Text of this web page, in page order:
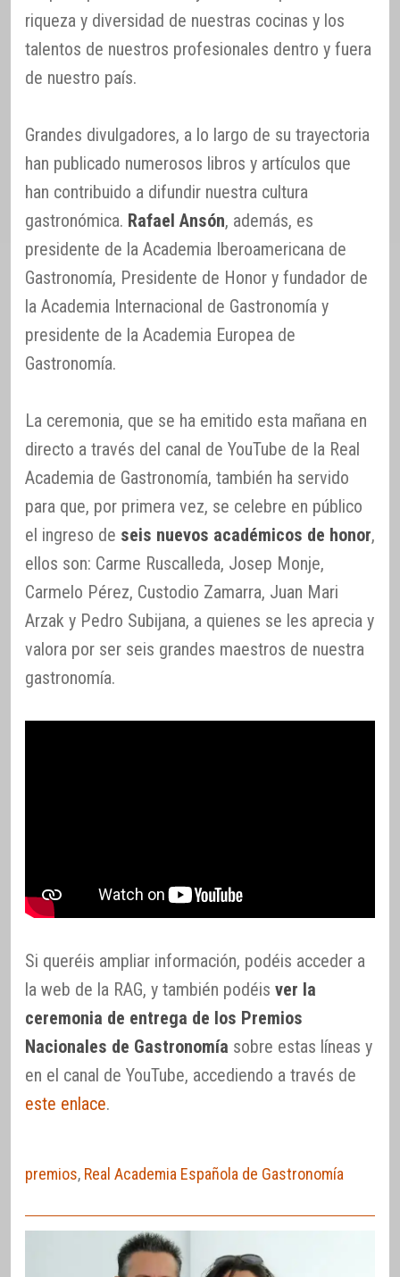
riqueza y diversidad de nuestras cocinas y los
talentos de nuestros profesionales dentro y fuera
de nuestro país.
Grandes divulgadores, a lo largo de su trayectoria
han publicado numerosos libros y artículos que
han contribuido a difundir nuestra cultura
gastronómica. Rafael Ansón, además, es
presidente de la Academia Iberoamericana de
Gastronomía, Presidente de Honor y fundador de
la Academia Internacional de Gastronomía y
presidente de la Academia Europea de
Gastronomía.
La ceremonia, que se ha emitido esta mañana en
directo a través del canal de YouTube de la Real
Academia de Gastronomía, también ha servido
para que, por primera vez, se celebre en público
el ingreso de seis nuevos académicos de honor,
ellos son: Carme Ruscalleda, Josep Monje,
Carmelo Pérez, Custodio Zamarra, Juan Mari
Arzak y Pedro Subijana, a quienes se les aprecia y
valora por ser seis grandes maestros de nuestra
gastronomía.
Si queréis ampliar información, podéis acceder a
la web de la RAG, y también podéis ver la
ceremonia de entrega de los Premios
Nacionales de Gastronomía sobre estas líneas y
en el canal de YouTube, accediendo a través de
este enlace.
premios, Real Academia Española de Gastronomía